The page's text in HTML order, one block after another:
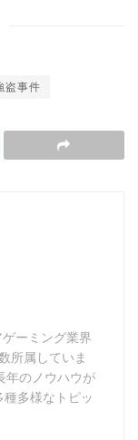
盗事件
ーミング業界
所属していま
年のノウハウが
多様なトピッ